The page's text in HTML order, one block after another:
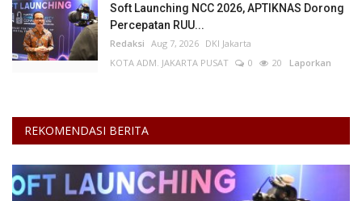
Soft Launching NCC 2026, APTIKNAS Dorong
Percepatan RUU...
Redaksi Aug 7, 2026 DKI Jakarta
KOTA ADM. JAKARTA PUSAT
0 20 Laporkan
REKOMENDASI BERITA